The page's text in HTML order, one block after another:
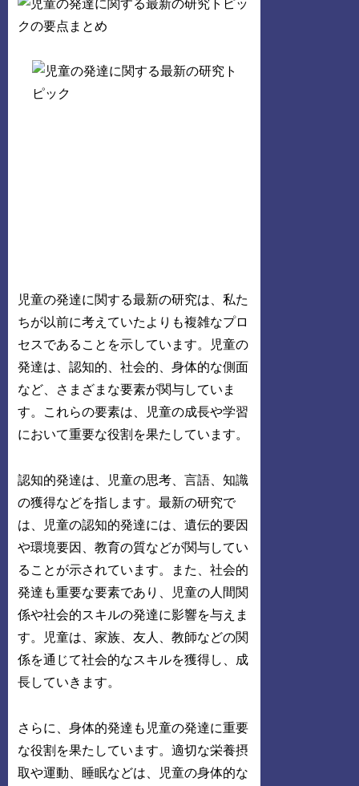
児童の発達に関する最新の研究は、私た
ちが以前に考えていたよりも複雑なプロ
セスであることを示しています。児童の
発達は、認知的、社会的、身体的な側面
など、さまざまな要素が関与していま
す。これらの要素は、児童の成長や学習
において重要な役割を果たしています。
認知的発達は、児童の思考、言語、知識
の獲得などを指します。最新の研究で
は、児童の認知的発達には、遺伝的要因
や環境要因、教育の質などが関与してい
ることが示されています。また、社会的
発達も重要な要素であり、児童の人間関
係や社会的スキルの発達に影響を与えま
す。児童は、家族、友人、教師などの関
係を通じて社会的なスキルを獲得し、成
長していきます。
さらに、身体的発達も児童の発達に重要
な役割を果たしています。適切な栄養摂
取や運動、睡眠などは、児童の身体的な